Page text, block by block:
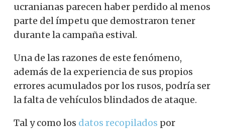
ucranianas parecen haber perdido al menos
parte del ímpetu que demostraron tener
durante la campaña estival.
Una de las razones de este fenómeno,
además de la experiencia de sus propios
errores acumulados por los rusos, podría ser
la falta de vehículos blindados de ataque.
Tal y como los datos recopilados por